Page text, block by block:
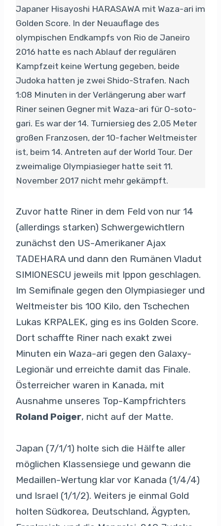
Japaner Hisayoshi HARASAWA mit Waza-ari im
Golden Score. In der Neuauflage des
olympischen Endkampfs von Rio de Janeiro
2016 hatte es nach Ablauf der regulären
Kampfzeit keine Wertung gegeben, beide
Judoka hatten je zwei Shido-Strafen. Nach
1:08 Minuten in der Verlängerung aber warf
Riner seinen Gegner mit Waza-ari für O-soto-
gari. Es war der 14. Turniersieg des 2,05 Meter
großen Franzosen, der 10-facher Weltmeister
ist, beim 14. Antreten auf der World Tour. Der
zweimalige Olympiasieger hatte seit 11.
November 2017 nicht mehr gekämpft.
Zuvor hatte Riner in dem Feld von nur 14
(allerdings starken) Schwergewichtlern
zunächst den US-Amerikaner Ajax
TADEHARA und dann den Rumänen Vladut
SIMIONESCU jeweils mit Ippon geschlagen.
Im Semifinale gegen den Olympiasieger und
Weltmeister bis 100 Kilo, den Tschechen
Lukas KRPALEK, ging es ins Golden Score.
Dort schaffte Riner nach exakt zwei
Minuten ein Waza-ari gegen den Galaxy-
Legionär und erreichte damit das Finale.
Österreicher waren in Kanada, mit
Ausnahme unseres Top-Kampfrichters
Roland Poiger, nicht auf der Matte.
Japan (7/1/1) holte sich die Hälfte aller
möglichen Klassensiege und gewann die
Medaillen-Wertung klar vor Kanada (1/4/4)
und Israel (1/1/2). Weiters je einmal Gold
holten Südkorea, Deutschland, Ägypten,